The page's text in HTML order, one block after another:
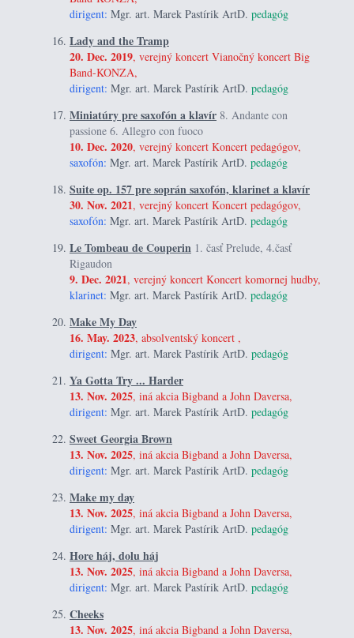
dirigent: Mgr. art. Marek Pastírik ArtD. pedagóg
Lady and the Tramp
20. Dec. 2019, verejný koncert Vianočný koncert Big
Band-KONZA,
dirigent: Mgr. art. Marek Pastírik ArtD. pedagóg
Miniatúry pre saxofón a klavír 8. Andante con
passione 6. Allegro con fuoco
10. Dec. 2020, verejný koncert Koncert pedagógov,
saxofón: Mgr. art. Marek Pastírik ArtD. pedagóg
Suite op. 157 pre soprán saxofón, klarinet a klavír
30. Nov. 2021, verejný koncert Koncert pedagógov,
saxofón: Mgr. art. Marek Pastírik ArtD. pedagóg
Le Tombeau de Couperin 1. časť Prelude, 4.časť
Rigaudon
9. Dec. 2021, verejný koncert Koncert komornej hudby,
klarinet: Mgr. art. Marek Pastírik ArtD. pedagóg
Make My Day
16. May. 2023, absolventský koncert ,
dirigent: Mgr. art. Marek Pastírik ArtD. pedagóg
Ya Gotta Try ... Harder
13. Nov. 2025, iná akcia Bigband a John Daversa,
dirigent: Mgr. art. Marek Pastírik ArtD. pedagóg
Sweet Georgia Brown
13. Nov. 2025, iná akcia Bigband a John Daversa,
dirigent: Mgr. art. Marek Pastírik ArtD. pedagóg
Make my day
13. Nov. 2025, iná akcia Bigband a John Daversa,
dirigent: Mgr. art. Marek Pastírik ArtD. pedagóg
Hore háj, dolu háj
13. Nov. 2025, iná akcia Bigband a John Daversa,
dirigent: Mgr. art. Marek Pastírik ArtD. pedagóg
Cheeks
13. Nov. 2025, iná akcia Bigband a John Daversa,